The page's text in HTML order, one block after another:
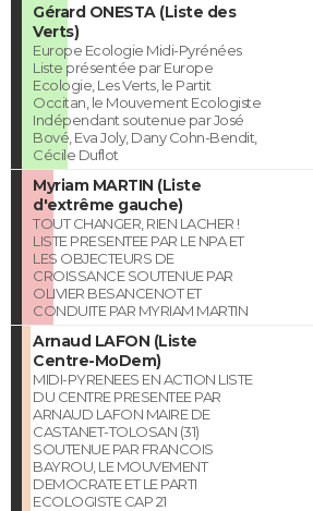
Gérard ONESTA (Liste des
Verts)
Europe Ecologie Midi-Pyrénées
Liste présentée par Europe
Ecologie, Les Verts, le Partit
Occitan, le Mouvement Ecologiste
Indépendant soutenue par José
Bové, Eva Joly, Dany Cohn-Bendit,
Cécile Duflot
Myriam MARTIN (Liste
d'extrême gauche)
TOUT CHANGER, RIEN LACHER !
LISTE PRESENTEE PAR LE NPA ET
LES OBJECTEURS DE
CROISSANCE SOUTENUE PAR
OLIVIER BESANCENOT ET
CONDUITE PAR MYRIAM MARTIN
Arnaud LAFON (Liste
Centre-MoDem)
MIDI-PYRENEES EN ACTION LISTE
DU CENTRE PRESENTEE PAR
ARNAUD LAFON MAIRE DE
CASTANET-TOLOSAN (31)
SOUTENUE PAR FRANCOIS
BAYROU, LE MOUVEMENT
DEMOCRATE ET LE PARTI
ECOLOGISTE CAP 21